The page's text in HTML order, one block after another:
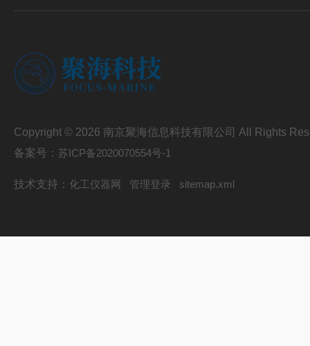
Copyright © 2026 南京聚海信息科技有限公司 All Rights
备案号： 苏ICP备2020070554号-1
技术支持： 化工仪器网 管理登录 sitemap.xml